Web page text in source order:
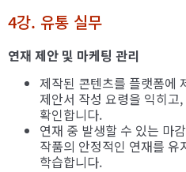
4강. 유통 실무
연재 제안 및 마케팅 관리
제작된 콘텐츠를 플랫폼에
제안서 작성 요령을 익히고
확인합니다.
연재 중 발생할 수 있는 마
작품의 안정적인 연재를 유
학습합니다.